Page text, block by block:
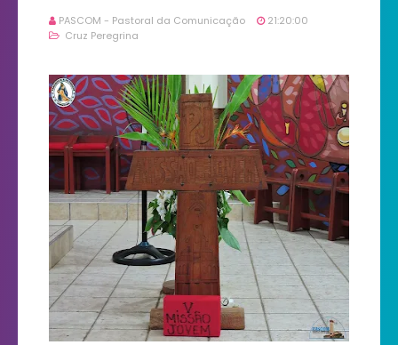
PASCOM - Pastoral da Comunicação
21:20:00
Cruz Peregrina